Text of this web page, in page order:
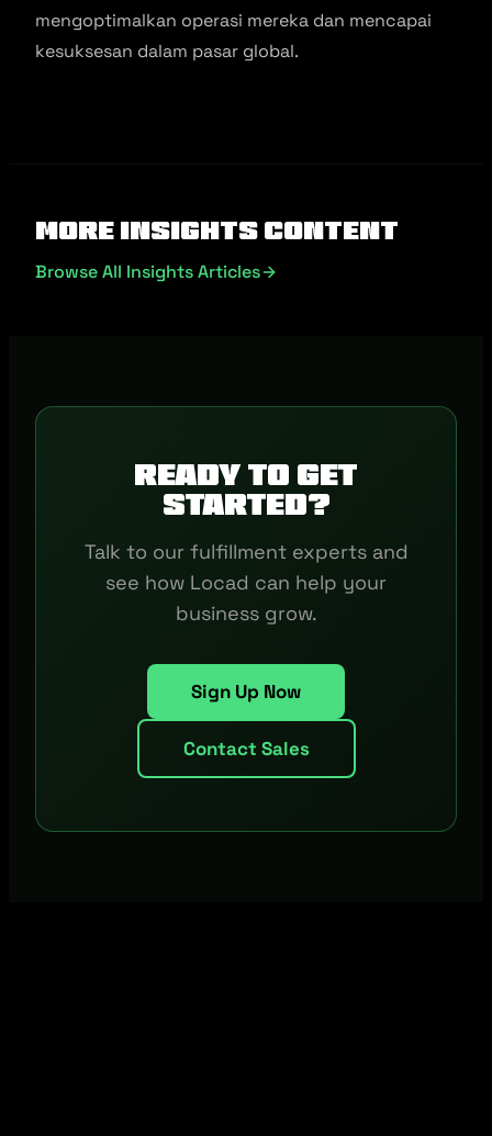
mengoptimalkan operasi mereka dan mencapai
kesuksesan dalam pasar global.
More Insights Content
Browse All Insights Articles
Ready to get
started?
Talk to our fulfillment experts and
see how Locad can help your
business grow.
Sign Up Now
Contact Sales